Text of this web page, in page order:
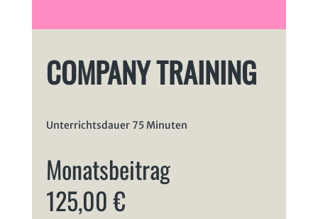
COMPANY TRAINING
Unterrichtsdauer 75 Minuten
Monatsbeitrag
125,00 €